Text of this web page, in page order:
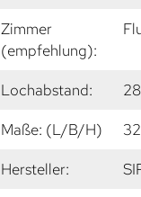
Zimmer
(empfehlung):
Lochabstand:
Maße: (L/B/H)
Hersteller: